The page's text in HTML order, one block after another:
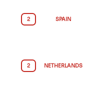
2 SPAIN
2 NETHERLANDS